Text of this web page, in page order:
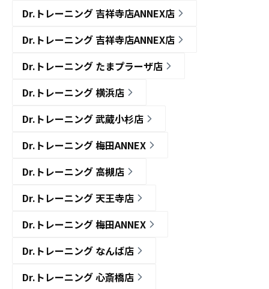
Dr.トレーニング 吉祥寺店ANNEX店
Dr.トレーニング 吉祥寺店ANNEX店
Dr.トレーニング たまプラーザ店
Dr.トレーニング 横浜店
Dr.トレーニング 武蔵小杉店
Dr.トレーニング 梅田ANNEX
Dr.トレーニング 高槻店
Dr.トレーニング 天王寺店
Dr.トレーニング 梅田ANNEX
Dr.トレーニング なんば店
Dr.トレーニング 心斎橋店